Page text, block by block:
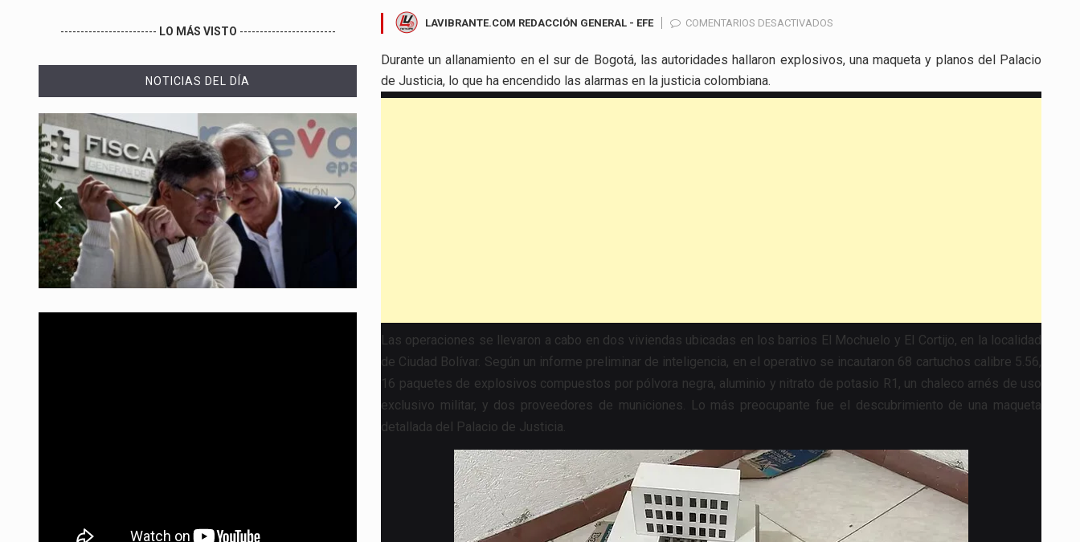
LAVIBRANTE.COM REDACCIÓN GENERAL - EFE COMENTARIOS DESACTIVADOS
MAQUETA,
Durante un allanamiento en el sur de Bogotá, las autoridades hallaron explosivos, una maqueta y planos del Palacio
de Justicia, lo que ha encendido las alarmas en la justicia colombiana.
Las operaciones se llevaron a cabo en dos viviendas ubicadas en los barrios El Mochuelo y El Cortijo, en la localidad
de Ciudad Bolívar. Según un informe preliminar de inteligencia, en el operativo se incautaron 68 cartuchos calibre 5.56,
16 paquetes de explosivos compuestos por pólvora negra, aluminio y nitrato de potasio R1, un chaleco arnés de uso
exclusivo militar, y dos proveedores de municiones. Lo más preocupante fue el descubrimiento de una maqueta
detallada del Palacio de Justicia.
------------------------ LO MÁS VISTO ------------------------
NOTICIAS DEL DÍA